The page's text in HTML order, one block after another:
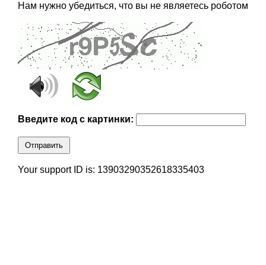
Нам нужно убедиться, что вы не являетесь роботом
Введите код с картинки:
Отправить
Your support ID is: 13903290352618335403